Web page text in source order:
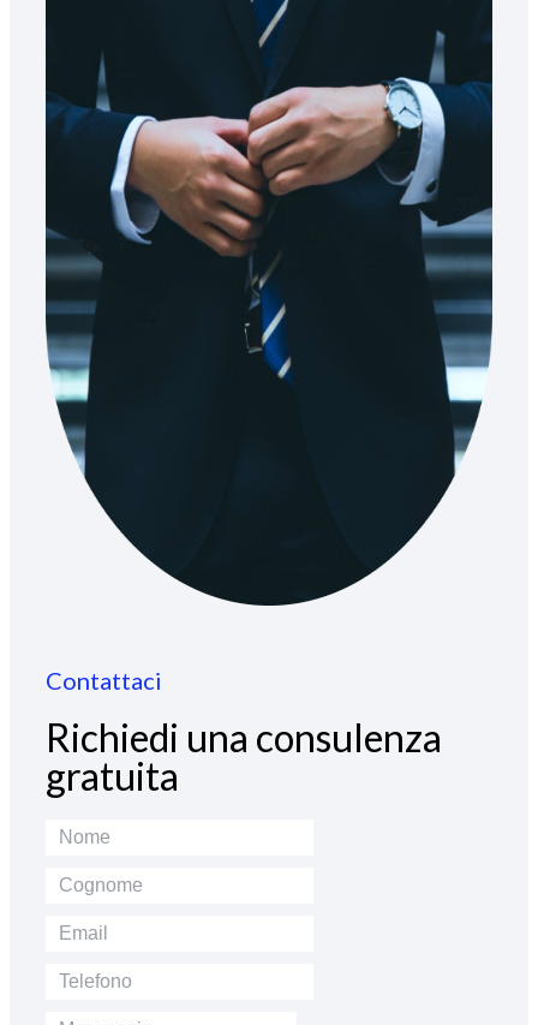
Contattaci
Richiedi una consulenza
gratuita